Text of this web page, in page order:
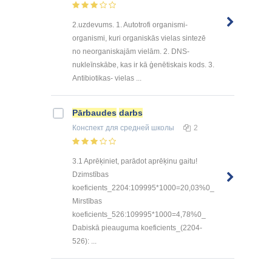
2.uzdevums. 1. Autotrofi organismi-
organismi, kuri organiskās vielas sintezē
no neorganiskajām vielām. 2. DNS-
nukleīnskābe, kas ir kā ģenētiskais kods. 3.
Antibiotikas- vielas ...
Pārbaudes darbs
Конспект для средней школы 2
3.1 Aprēķiniet, parādot aprēķinu gaitu!
Dzimstības
koeficients_2204:109995*1000=20,03%0_
Mirstības
koeficients_526:109995*1000=4,78%0_
Dabiskā pieauguma koeficients_(2204-
526): ...